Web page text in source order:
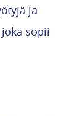
ja
sopii